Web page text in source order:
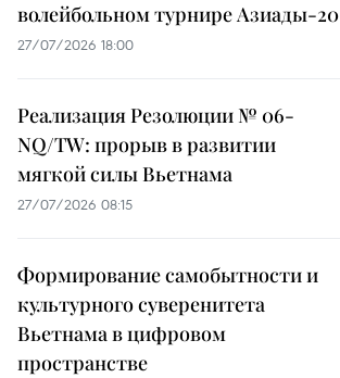
волейбольном турнире Азиады-20
27/07/2026 18:00
Реализация Резолюции № 06-
NQ/TW: прорыв в развитии
мягкой силы Вьетнама
27/07/2026 08:15
Формирование самобытности и
культурного суверенитета
Вьетнама в цифровом
пространстве